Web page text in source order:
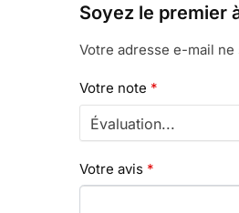
Soyez le premier
Votre adresse e-mail ne
Votre note *
Votre avis *